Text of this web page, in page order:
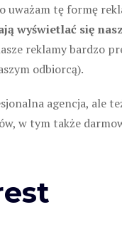
tę formę
wyświetlać się
reklamy bardzo
odbiorcą).
agencja, ale
w tym także